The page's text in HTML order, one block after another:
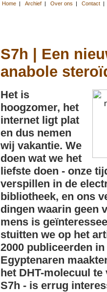
S7h | Een
anabole
Het is
hoogzomer, het
internet ligt plat
en dus nemen
wij vakantie. We
doen wat we het
liefste doen - onze
verspillen in de
bibliotheek, en ons
dingen waarin geen
mens is
stuitten we op het
2000 publiceerden
Egyptenaren
het DHT-molecuul
S7h - is errug